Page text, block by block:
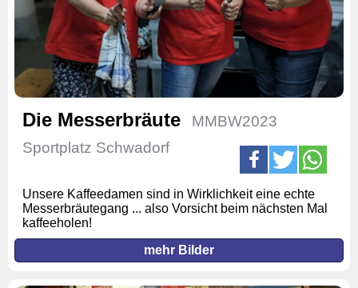
Die Messerbräute
MMBW2023
Sportplatz Schwadorf
Unsere Kaffeedamen sind in Wirklichkeit eine echte
Messerbräutegang ... also Vorsicht beim nächsten Mal
kaffeeholen!
mehr Bilder